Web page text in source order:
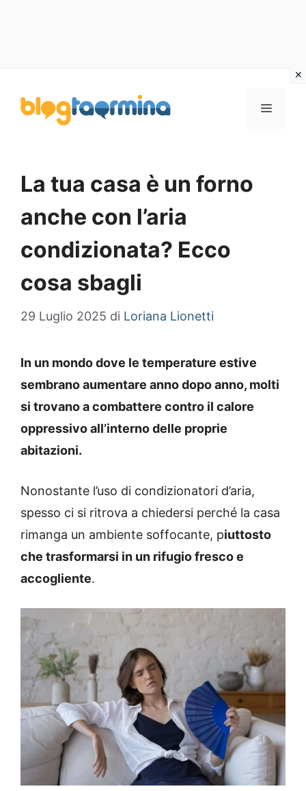
contenuto
MENU
La tua casa è un forno
anche con l’aria
condizionata? Ecco
cosa sbagli
29 Luglio 2025 di Loriana Lionetti
In un mondo dove le temperature estive
sembrano aumentare anno dopo anno, molti
si trovano a combattere contro il calore
oppressivo all’interno delle proprie
abitazioni.
Nonostante l’uso di condizionatori d’aria,
spesso ci si ritrova a chiedersi perché la casa
rimanga un ambiente soffocante, piuttosto
che trasformarsi in un rifugio fresco e
accogliente.